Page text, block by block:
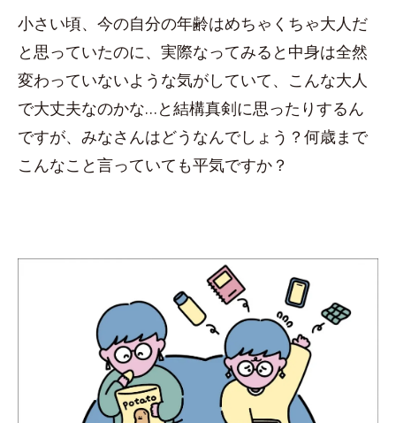
小さい頃、今の自分の年齢はめちゃくちゃ大人だ
と思っていたのに、実際なってみると中身は全然
変わっていないような気がしていて、こんな大人
で大丈夫なのかな…と結構真剣に思ったりするん
ですが、みなさんはどうなんでしょう？何歳まで
こんなこと言っていても平気ですか？